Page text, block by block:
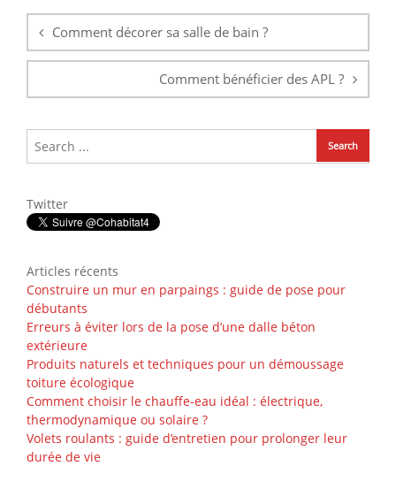
de
l’articleComment décorer sa salle de bain ?
Comment bénéficier des APL ?
Twitter
Articles récents
Construire un mur en parpaings : guide de pose pour
débutants
Erreurs à éviter lors de la pose d’une dalle béton
extérieure
Produits naturels et techniques pour un démoussage
toiture écologique
Comment choisir le chauffe-eau idéal : électrique,
thermodynamique ou solaire ?
Volets roulants : guide d’entretien pour prolonger leur
durée de vie